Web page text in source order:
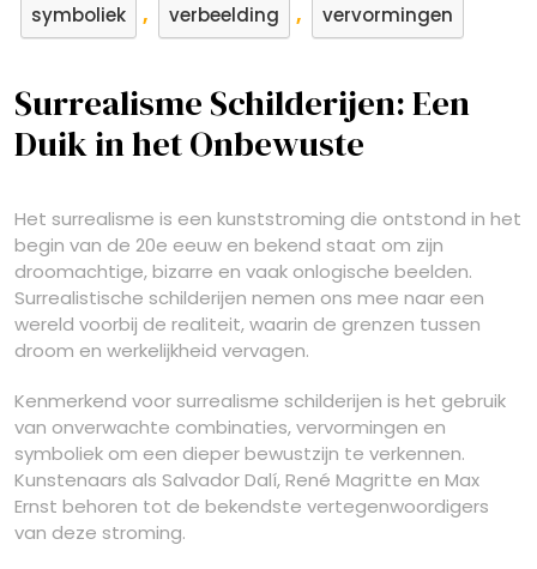
symboliek , verbeelding , vervormingen
Surrealisme Schilderijen: Een
Duik in het Onbewuste
Het surrealisme is een kunststroming die ontstond in het
begin van de 20e eeuw en bekend staat om zijn
droomachtige, bizarre en vaak onlogische beelden.
Surrealistische schilderijen nemen ons mee naar een
wereld voorbij de realiteit, waarin de grenzen tussen
droom en werkelijkheid vervagen.
Kenmerkend voor surrealisme schilderijen is het gebruik
van onverwachte combinaties, vervormingen en
symboliek om een dieper bewustzijn te verkennen.
Kunstenaars als Salvador Dalí, René Magritte en Max
Ernst behoren tot de bekendste vertegenwoordigers
van deze stroming.